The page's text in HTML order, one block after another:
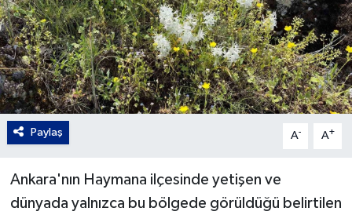
Paylaş A- A+
Ankara'nın Haymana ilçesinde yetişen ve
dünyada yalnızca bu bölgede görüldüğü belirtilen